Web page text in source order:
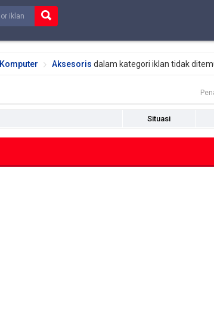
Komputer Aksesoris dalam kategori iklan tidak
Situasi